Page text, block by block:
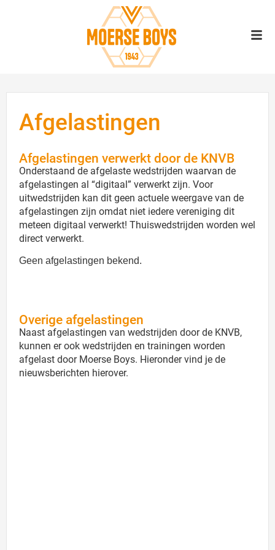
Afgelastingen
Afgelastingen verwerkt door de KNVB
Onderstaand de afgelaste wedstrijden waarvan de
afgelastingen al “digitaal” verwerkt zijn. Voor
uitwedstrijden kan dit geen actuele weergave van de
afgelastingen zijn omdat niet iedere vereniging dit
meteen digitaal verwerkt! Thuiswedstrijden worden wel
direct verwerkt.
Geen afgelastingen bekend.
Overige afgelastingen
Naast afgelastingen van wedstrijden door de KNVB,
kunnen er ook wedstrijden en trainingen worden
afgelast door Moerse Boys. Hieronder vind je de
nieuwsberichten hierover.